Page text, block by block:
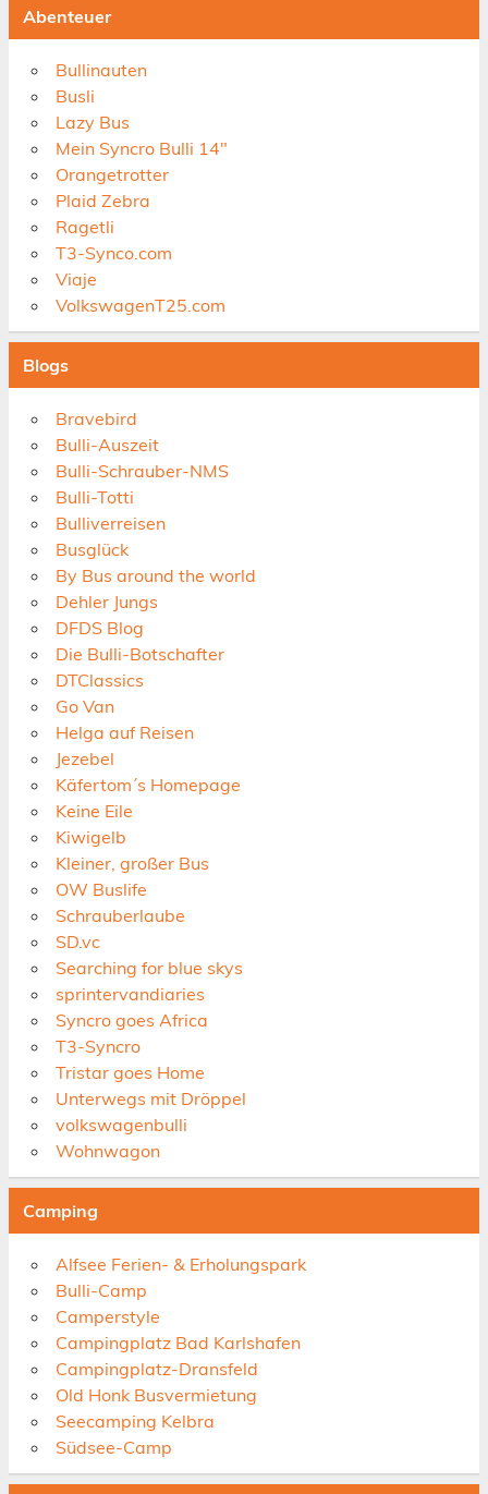
Abenteuer
Bullinauten
Busli
Lazy Bus
Mein Syncro Bulli 14"
Orangetrotter
Plaid Zebra
Ragetli
T3-Synco.com
Viaje
VolkswagenT25.com
Blogs
Bravebird
Bulli-Auszeit
Bulli-Schrauber-NMS
Bulli-Totti
Bulliverreisen
Busglück
By Bus around the world
Dehler Jungs
DFDS Blog
Die Bulli-Botschafter
DTClassics
Go Van
Helga auf Reisen
Jezebel
Käfertom´s Homepage
Keine Eile
Kiwigelb
Kleiner, großer Bus
OW Buslife
Schrauberlaube
SD.vc
Searching for blue skys
sprintervandiaries
Syncro goes Africa
T3-Syncro
Tristar goes Home
Unterwegs mit Dröppel
volkswagenbulli
Wohnwagon
Camping
Alfsee Ferien- & Erholungspark
Bulli-Camp
Camperstyle
Campingplatz Bad Karlshafen
Campingplatz-Dransfeld
Old Honk Busvermietung
Seecamping Kelbra
Südsee-Camp